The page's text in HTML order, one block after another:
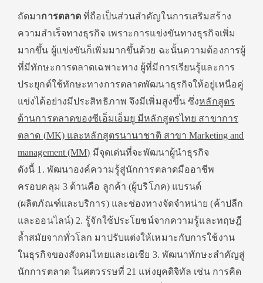
ถัดมาการตลาด ที่ถือเป็นส่วนสำคัญในการเสริมสร้าง
ความสำเร็จทางธุรกิจ เพราะการแข่งขันทางธุรกิจเพิ่ม
มากขึ้น ผู้แข่งขันก็เพิ่มมากขึ้นด้วย ฉะนั้นความต้องการผู้
ที่มีทักษะการตลาดเฉพาะทาง ผู้ที่มีการเรียนรู้และการ
ประยุกต์ใช้ทักษะทางการตลาดพัฒนาธุรกิจให้อยู่เหนือคู่
แข่งได้อย่างมีประสิทธิภาพ จึงมีเพิ่มสูงขึ้น ซึ่งหลักสูตร
ด้านการตลาดของซีเอ็มเอ็มยู มีหลักสูตรไทย สาขาการ
ตลาด (MK) และหลักสูตรนานาชาติ สาขา Marketing and
management (MM) มีจุดเด่นที่จะพัฒนาผู้นำธุรกิจ
ดังนี้ 1. พัฒนาองค์ความรู้สู่นักการตลาดมืออาชีพ
ครอบคลุม 3 ด้านคือ ลูกค้า (ผู้บริโภค) แบรนด์
(ผลิตภัณฑ์และบริการ) และช่องทางจัดจำหน่าย (ค้าปลีก
และออนไลน์) 2. รู้จักใช้ประโยชน์จากความรู้และทฤษฎี
ล้ำสมัยจากทั่วโลก มาปรับแต่งให้เหมาะกับการใช้งาน
ในธุรกิจของสังคมไทยและเอเชีย 3. พัฒนาทักษะสำคัญสู่
นักการตลาด ในศตวรรษที่ 21 แห่งยุคดิจิทัล เช่น การคิด